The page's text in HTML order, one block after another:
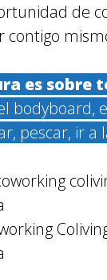
de
contigo
es sobre
bodyboard,
pescar, ir a